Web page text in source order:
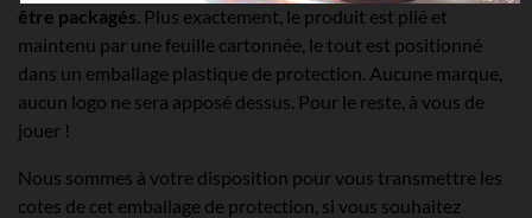
être packagés. Plus exactement, le produit est plié et
maintenu par une feuille cartonnée, le tout est positionné
dans un emballage plastique de protection. Aucune marque,
aucun logo ne sera apposé dessus. Pour le reste, à vous de
jouer !
Nous sommes à votre disposition pour vous transmettre les
cotes de cet emballage de protection, si vous souhaitez